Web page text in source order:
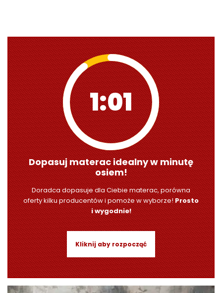
0:59
Dopasuj materac idealny w minutę
osiem!
Doradca dopasuje dla Ciebie materac, porówna
oferty kilku producentów i pomoże w wyborze!Prosto
i wygodnie!
Kliknij aby rozpocząć